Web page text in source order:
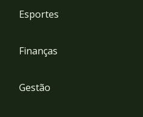
Esportes
Finanças
Gestão